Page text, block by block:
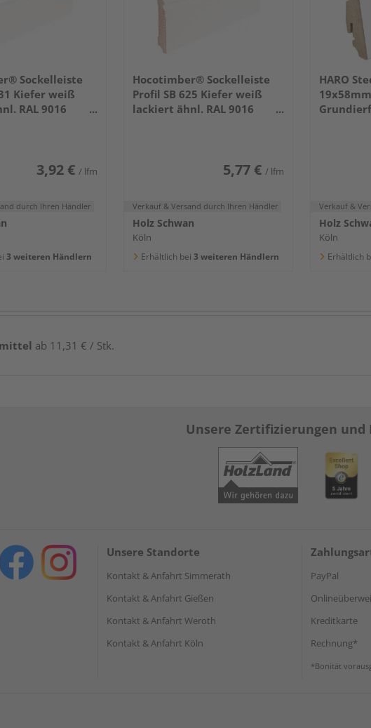
Sockelleiste
Kiefer weiß
RAL 9016
3,92 € / lfm
durch Ihren Händler
3 weiteren Händlern
Hocotimber® Sockelleiste
Profil SB 625 Kiefer weiß
lackiert ähnl. RAL 9016
5,77 € / lfm
Verkauf & Versand durch Ihren Händler
Holz Schwan
Köln
Erhältlich bei 3 weiteren Händlern
HARO
Verkauf &
Holz
Köln
Erhältlich
ab 11,31 € / Stk.
Unsere Zertifizierungen und
Unsere Standorte
Kontakt & Anfahrt Simmerath
Kontakt & Anfahrt Gießen
Kontakt & Anfahrt Weroth
Kontakt & Anfahrt Köln
PayPal
Kreditkarte
Rechnung*
*Bonität